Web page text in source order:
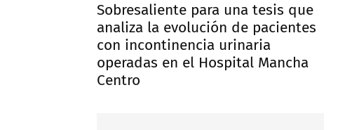
Sobresaliente para una tesis que
analiza la evolución de pacientes
con incontinencia urinaria
operadas en el Hospital Mancha
Centro